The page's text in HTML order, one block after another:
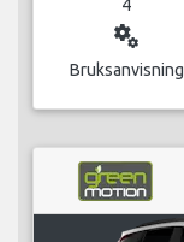
4
miscellaneous_services
Bruksanvisning